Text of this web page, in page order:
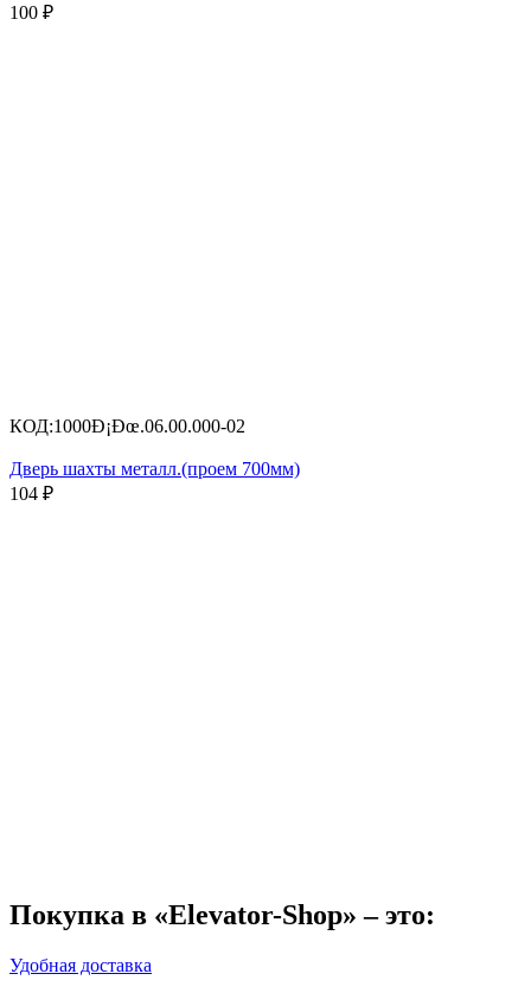
100 ₽
КОД:1000Ð¡Ðœ.06.00.000-02
Дверь шахты металл.(проем 700мм)
104 ₽
Покупка в «Elevator-Shop» – это:
Удобная доставка